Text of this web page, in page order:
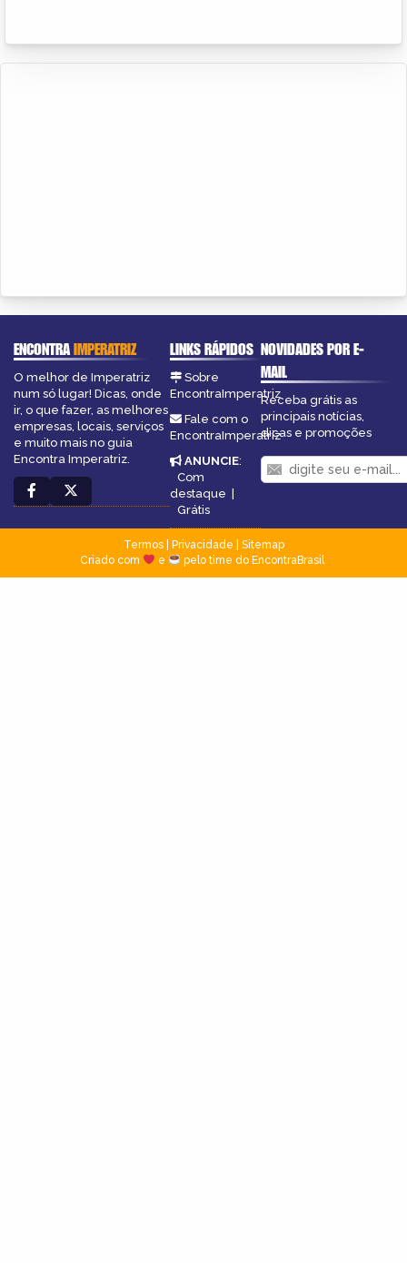
ENCONTRAIMPERATRIZ
O melhor de Imperatriz
num só lugar! Dicas, onde
ir, o que fazer, as melhores
empresas, locais, serviços
e muito mais no guia
Encontra Imperatriz.
LINKS RÁPIDOS
Sobre
EncontraImperatriz
Fale com o
EncontraImperatriz
ANUNCIE:
Com
destaque |
Grátis
NOVIDADES POR E-
MAIL
Receba grátis as
principais notícias,
dicas e promoções
Termos| Privacidade
Sitemap
Criado com
e pelo time do EncontraBrasil